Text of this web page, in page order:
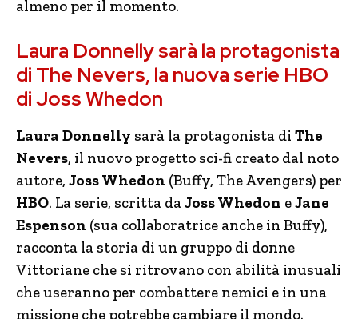
almeno per il momento.
Laura Donnelly sarà la protagonista
di The Nevers, la nuova serie HBO
di Joss Whedon
Laura Donnelly sarà la protagonista di The
Nevers, il nuovo progetto sci-fi creato dal noto
autore, Joss Whedon (Buffy, The Avengers) per
HBO. La serie, scritta daJoss Whedon eJane
Espenson (sua collaboratrice anche in Buffy),
racconta la storia di un gruppo di donne
Vittoriane che si ritrovano con abilità inusuali
che useranno per combattere nemici e in una
missione che potrebbe cambiare il mondo.